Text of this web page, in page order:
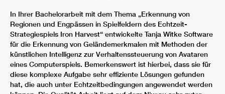
In Ihrer Bachelorarbeit mit dem Thema „Erkennung von
Regionen und Engpässen in Spielfeldern des Echtzeit-
Strategiespiels Iron Harvest“ entwickelte Tanja Witke Software
für die Erkennung von Geländemerkmalen mit Methoden der
künstlichen Intelligenz zur Verhaltenssteuerung von Avataren
eines Computerspiels. Bemerkenswert ist hierbei, dass sie für
diese komplexe Aufgabe sehr effiziente Lösungen gefunden
hat, die auch unter Echtzeitbedingungen angewendet werden